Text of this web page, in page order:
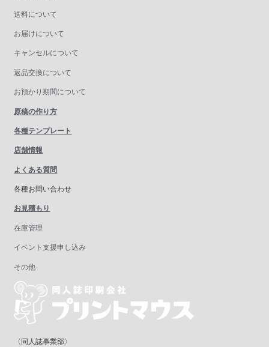
送料について
お届けについて
キャンセルについて
返品交換について
お預かり期間について
原稿の作り方
各種テンプレート
店舗情報
よくある質問
各種お問い合わせ
お見積もり
在庫管理
イベント支援申し込み
その他
〈同人誌事業部〉